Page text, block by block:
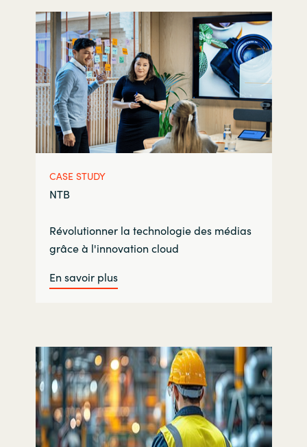
Un support renforcé :
Profitez de l’expertise Crayon et d’un
accès direct au plus haut niveau de
support auprès de votre fournisseur
cloud.
CASE STUDY
NTB
Révolutionner la technologie des médias
grâce à l'innovation cloud
En savoir plus